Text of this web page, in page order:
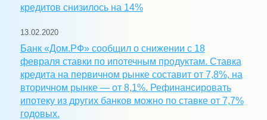
кредитов снизилось на 14%
13.02.2020
Банк «Дом.РФ» сообщил о снижении с 18
февраля ставки по ипотечным продуктам. Ставка
кредита на первичном рынке составит от 7,8%, на
вторичном рынке — от 8,1%. Рефинансировать
ипотеку из других банков можно по ставке от 7,7%
годовых.